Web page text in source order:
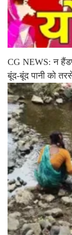
CG NEWS: न
बूंद-बूंद पानी को